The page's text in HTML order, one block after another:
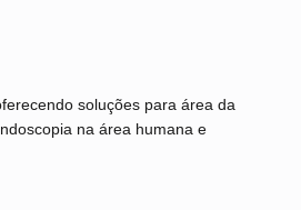
soluções para área da
na área humana e